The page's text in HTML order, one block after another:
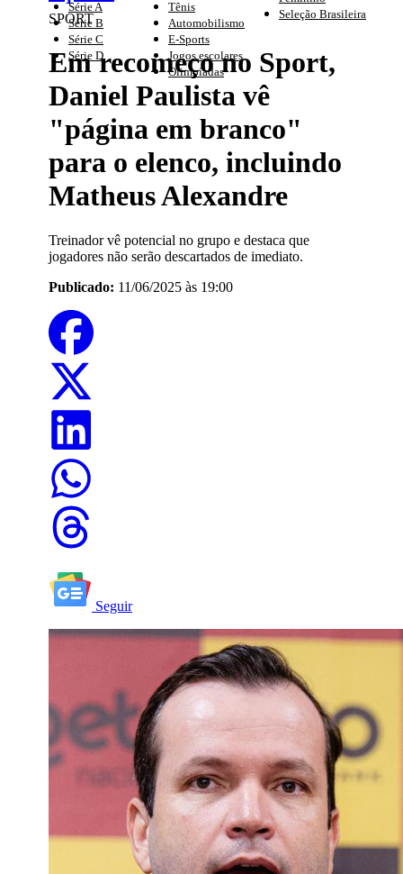
Seleção Brasileira
Série A
Série B
Série C
Série D
Tênis
Automobilismo
E-Sports
Jogos escolares
Olimpíadas
SPORT
Em recomeço no Sport,
Daniel Paulista vê
"página em branco"
para o elenco, incluindo
Matheus Alexandre
Treinador vê potencial no grupo e destaca que
jogadores não serão descartados de imediato.
Publicado: 11/06/2025 às 19:00
Seguir